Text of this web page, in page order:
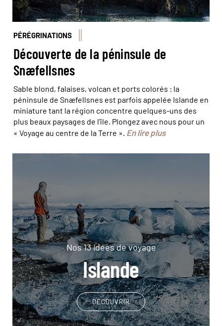
PÉRÉGRINATIONS
Découverte de la péninsule de
Snæfellsnes
Sable blond, falaises, volcan et ports colorés : la
péninsule de Snæfellsnes est parfois appelée Islande en
miniature tant la région concentre quelques-uns des
plus beaux paysages de l'île. Plongez avec nous pour un
« Voyage au centre de la Terre ». En lire plus
Nos 13 idées de voyage
Islande
DÉCOUVRIR